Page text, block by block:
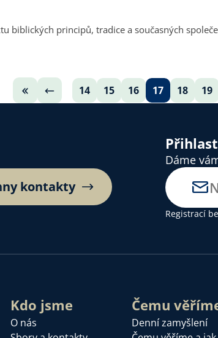
biblických principů, tradice a současných
14 15 16 17 18 19
kontakty
Dáme
Registrací
Kdo jsme
O nás
Čemu
Denní zamyšlení